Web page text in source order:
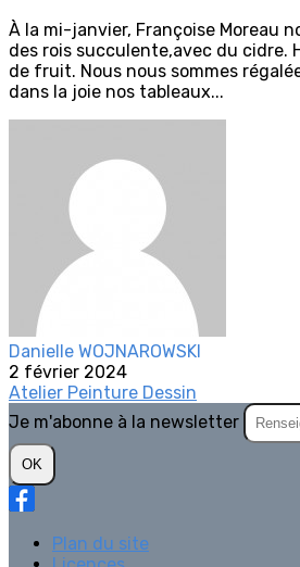
À la mi-janvier, Françoise Moreau
des rois succulente,avec du cidre.
de fruit. Nous nous sommes
dans la joie nos tableaux...
Danielle WOJNAROWSKI
2 février 2024
Atelier Peinture Dessin
Je m'abonne à la newsletter
OK
Plan du site